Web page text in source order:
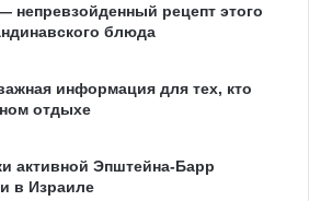
непревзойденный рецепт этого
блюда
информация для тех, кто
отдыхе
активной Эпштейна-Барр
в Израиле